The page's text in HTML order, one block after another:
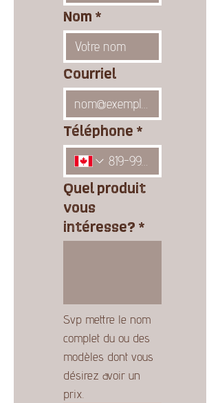
Nom *
Courriel
Téléphone *
Quel produit
vous
intéresse? *
Svp mettre le nom
complet du ou des
modèles dont vous
désirez avoir un
prix.